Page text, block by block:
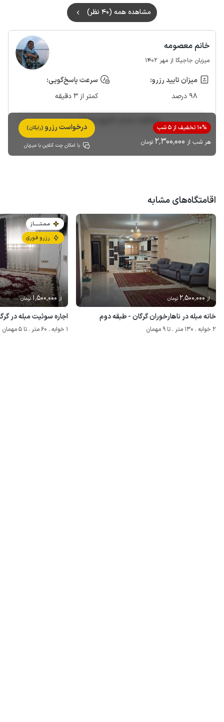
مشاهده همه (40 نظر)
خانم معصومه
میزبان جاجیگا از مهر 1402
میزان تایید رزرو:
98 درصد
سرعت پاسخ‌گویی:
کمتر از 3 دقیقه
مشاهده حساب کاربری میزبان
10% تخفیف از 5 شب
هر شب از 2٬300٬000 تومان
درخواست رزرو (رایگان)
با امکان چت آنلاین با میزبان
اقامتگاه‌های مشابه
از 2٬500٬000تومان
خانه مبله در ناهارخوران گرگان - طبقه دوم
2 خوابه . 130 متر . تا 9 مهمان
مـمـتــــــاز
رزرو فوری
از 1٬500٬000تومان
اجاره سوئیت مبله در
1 خوابه . 60 متر . تا 5 مهمان